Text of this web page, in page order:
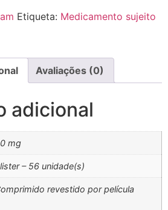
Etiqueta: Medicamento sujeito
Avaliações (0)
adicional
mg
– 56 unidade(s)
revestido por película